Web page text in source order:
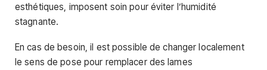
esthétiques, imposent soin pour éviter l’humidité
stagnante.
En cas de besoin, il est possible de changer localement
le sens de pose pour remplacer des lames